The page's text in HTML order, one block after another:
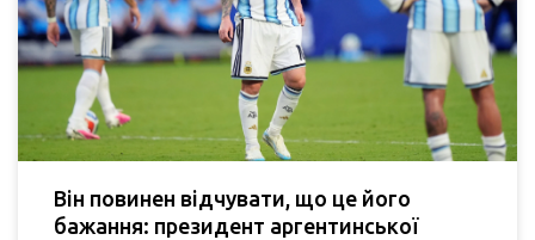
Він повинен відчувати, що це його
бажання: президент аргентинської